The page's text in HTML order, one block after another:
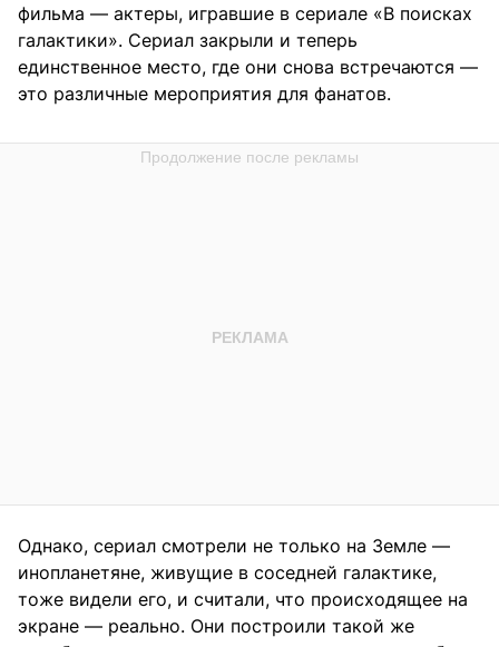
фильма — актеры, игравшие в сериале «В поисках
галактики». Сериал закрыли и теперь
единственное место, где они снова встречаются —
это различные мероприятия для фанатов.
Однако, сериал смотрели не только на Земле —
инопланетяне, живущие в соседней галактике,
тоже видели его, и считали, что происходящее на
экране — реально. Они построили такой же